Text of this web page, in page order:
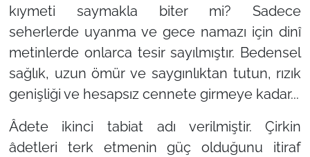
kıymeti saymakla biter mi? Sadece
seherlerde uyanma ve gece namazı için dinî
metinlerde onlarca tesir sayılmıştır. Bedensel
sağlık, uzun ömür ve saygınlıktan tutun, rızık
genişliği ve hesapsız cennete girmeye kadar...
Âdete ikinci tabiat adı verilmiştir. Çirkin
âdetleri terk etmenin güç olduğunu itiraf